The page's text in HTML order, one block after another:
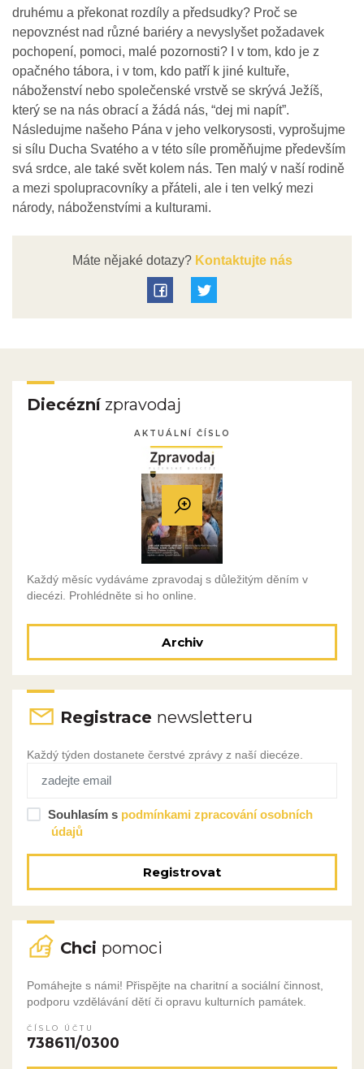
druhému a překonat rozdíly a předsudky? Proč se
nepovznést nad různé bariéry a nevyslyšet požadavek
pochopení, pomoci, malé pozornosti? I v tom, kdo je z
opačného tábora, i v tom, kdo patří k jiné kultuře,
náboženství nebo společenské vrstvě se skrývá Ježíš,
který se na nás obrací a žádá nás, “dej mi napít”.
Následujme našeho Pána v jeho velkorysosti, vyprošujme
si sílu Ducha Svatého a v této síle proměňujme především
svá srdce, ale také svět kolem nás. Ten malý v naší rodině
a mezi spolupracovníky a přáteli, ale i ten velký mezi
národy, náboženstvími a kulturami.
Máte nějaké dotazy?Kontaktujte nás
Diecéznízpravodaj
AKTUÁLNÍ ČÍSLO
Každý měsíc vydáváme zpravodaj s důležitým děním v
diecézi. Prohlédněte si ho online.
Archiv
Registrace newsletteru
Každý týden dostanete čerstvé zprávy z naší diecéze.
Souhlasím s podmínkami zpracování osobních
údajů
Registrovat
Chci pomoci
Pomáhejte s námi! Přispějte na charitní a sociální činnost,
podporu vzdělávání dětí či opravu kulturních památek.
ČÍSLO ÚČTU
738611/0300